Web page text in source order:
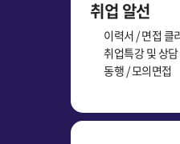
취업 알선
이력서 / 면접 클
취업특강 및 상담
동행 / 모의면접